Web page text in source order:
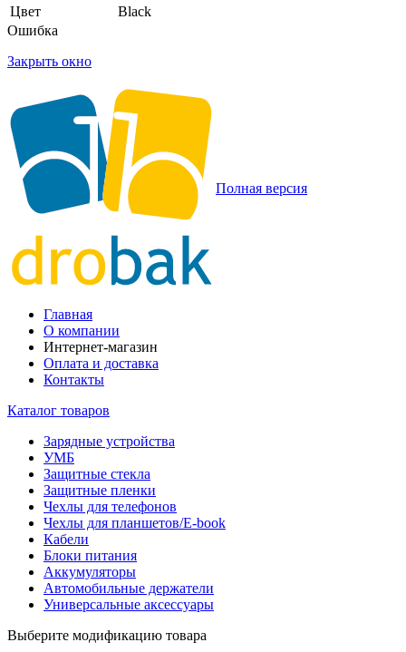
Цвет
Black
Ошибка
Закрыть окно
Полная версия
Главная
О компании
Интернет-магазин
Оплата и доставка
Контакты
Каталог товаров
Зарядные устройства
УМБ
Защитные стекла
Защитные пленки
Чехлы для телефонов
Чехлы для планшетов/E-book
Кабели
Блоки питания
Аккумуляторы
Автомобильные держатели
Универсальные аксессуары
Выберите модификацию товара